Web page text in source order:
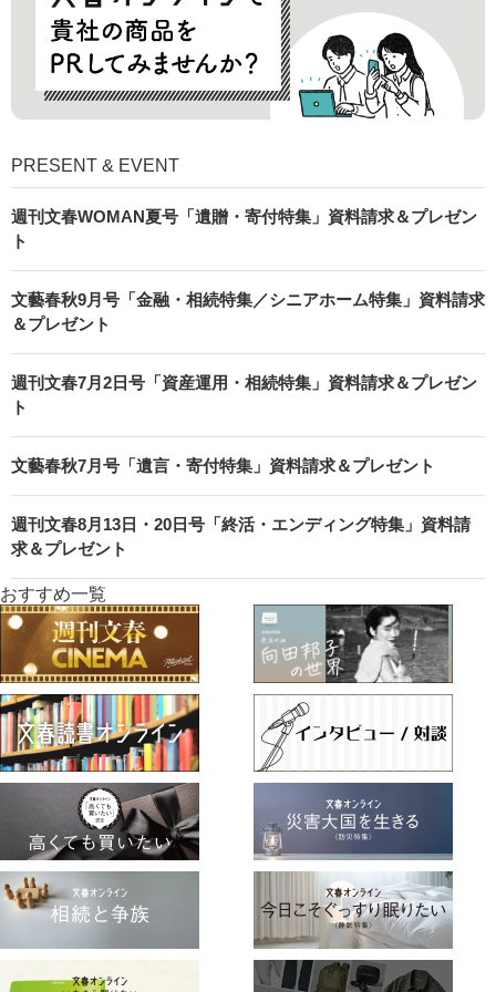
PRESENT & EVENT
週刊文春WOMAN夏号「遺贈・寄付特集」資料請求＆プレゼン
ト
文藝春秋9月号「金融・相続特集／シニアホーム特集」資料請求
＆プレゼント
週刊文春7月2日号「資産運用・相続特集」資料請求＆プレゼン
ト
文藝春秋7月号「遺言・寄付特集」資料請求＆プレゼント
週刊文春8月13日・20日号「終活・エンディング特集」資料請
求＆プレゼント
おすすめ一覧